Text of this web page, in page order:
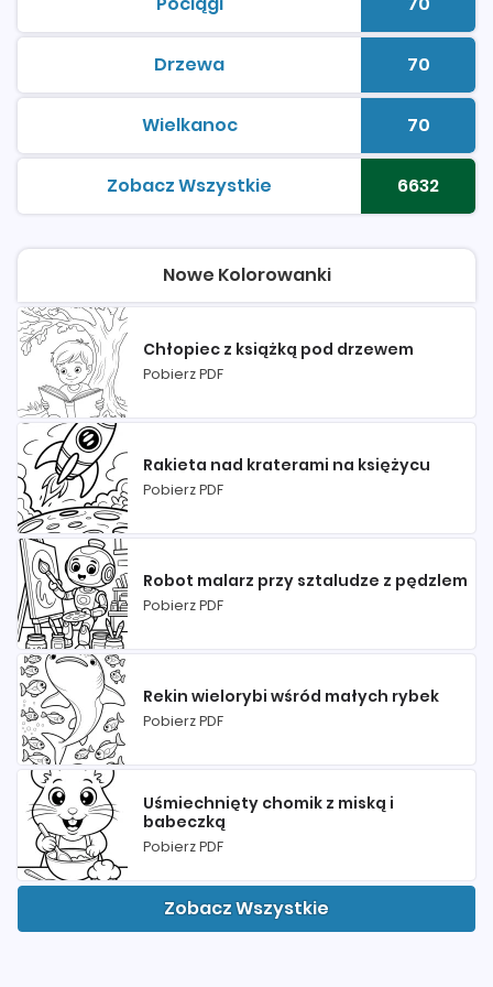
kolorowanki do druku Liczba
Drzewakolorowanki do druku Liczba
70
Wielkanockolorowanki do druku Liczba
70
Zobacz Wszystkiekolorowanki do druku Liczba
6632
Nowe Kolorowanki
Chłopiec z książką pod drzewem
Pobierz PDF
Rakieta nad kraterami na księżycu
Pobierz PDF
Robot malarz przy sztaludze z pędzlem
Pobierz PDF
Rekin wielorybi wśród małych rybek
Pobierz PDF
Uśmiechnięty chomik z miską i
babeczką
Pobierz PDF
Zobacz Wszystkie